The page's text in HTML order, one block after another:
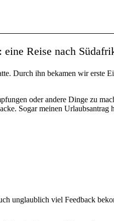
Reise nach
Durch ihn bekamen wir erste
oder andere Dinge zu
Sogar meinen Urlaubsantrag
unglaublich viel Feedback